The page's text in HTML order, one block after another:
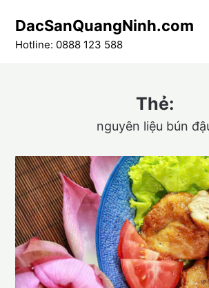
content
DacSanQuangNinh.com
Hotline: 0888 123 588
Thẻ:
nguyên liệu bún